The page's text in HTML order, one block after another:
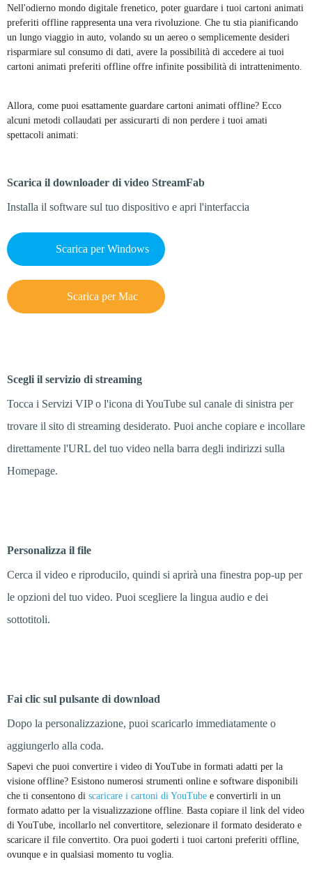
Nell'odierno mondo digitale frenetico, poter guardare i tuoi cartoni animati
preferiti offline rappresenta una vera rivoluzione. Che tu stia pianificando
un lungo viaggio in auto, volando su un aereo o semplicemente desideri
risparmiare sul consumo di dati, avere la possibilità di accedere ai tuoi
cartoni animati preferiti offline offre infinite possibilità di intrattenimento.
Allora, come puoi esattamente guardare cartoni animati offline? Ecco
alcuni metodi collaudati per assicurarti di non perdere i tuoi amati
spettacoli animati:
Scarica il downloader di video StreamFab
Installa il software sul tuo dispositivo e apri l'interfaccia
Scarica per Windows
Scarica per Mac
Scegli il servizio di streaming
Tocca i Servizi VIP o l'icona di YouTube sul canale di sinistra per
trovare il sito di streaming desiderato. Puoi anche copiare e incollare
direttamente l'URL del tuo video nella barra degli indirizzi sulla
Homepage.
Personalizza il file
Cerca il video e riproducilo, quindi si aprirà una finestra pop-up per
le opzioni del tuo video. Puoi scegliere la lingua audio e dei
sottotitoli.
Fai clic sul pulsante di download
Dopo la personalizzazione, puoi scaricarlo immediatamente o
aggiungerlo alla coda.
Sapevi che puoi convertire i video di YouTube in formati adatti per la
visione offline? Esistono numerosi strumenti online e software disponibili
che ti consentono di scaricare i cartoni di YouTube e convertirli in un
formato adatto per la visualizzazione offline. Basta copiare il link del video
di YouTube, incollarlo nel convertitore, selezionare il formato desiderato e
scaricare il file convertito. Ora puoi goderti i tuoi cartoni preferiti offline,
ovunque e in qualsiasi momento tu voglia.